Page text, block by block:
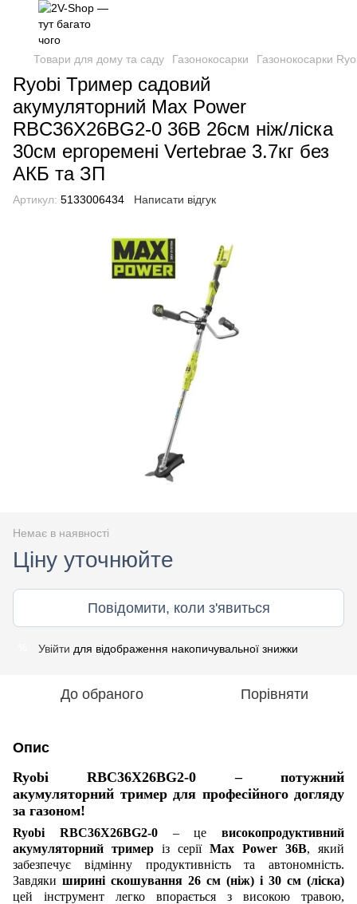
Товари для дому та саду Газонокосарки Газонокосарки
Ryobi Тример садовий
акумуляторний Max Power
RBC36X26BG2-0 36В 26см ніж/ліска
30см ергоремені Vertebrae 3.7кг без
АКБ та ЗП
Артикул: 5133006434 Написати відгук
Немає в наявності
Ціну уточнюйте
Повідомити, коли з'явиться
Увійти для відображення накопичувальної знижки
До обраного Порівняти
Опис
Ryobi RBC36X26BG2-0 – потужний
акумуляторний тример для професійного догляду
за газоном!
Ryobi RBC36X26BG2-0– це високопродуктивний
акумуляторний тример із серії Max Power 36В, який
забезпечує відмінну продуктивність та автономність.
Завдяки ширині скошування 26 см (ніж) і 30 см (ліска)
цей інструмент легко впорається з високою травою,